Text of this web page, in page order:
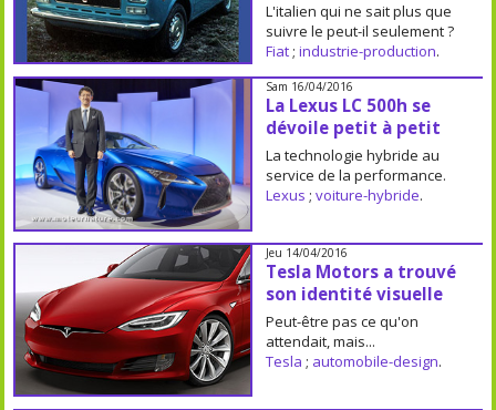
L'italien qui ne sait plus que
suivre le peut-il seulement ?
Fiat; industrie-production.
Sam 16/04/2016
La Lexus LC 500h se
dévoile petit à petit
La technologie hybride au
service de la performance.
Lexus ; voiture-hybride.
Jeu 14/04/2016
Tesla Motors a trouvé
son identité visuelle
Peut-être pas ce qu'on
attendait, mais...
Tesla ; automobile-design.